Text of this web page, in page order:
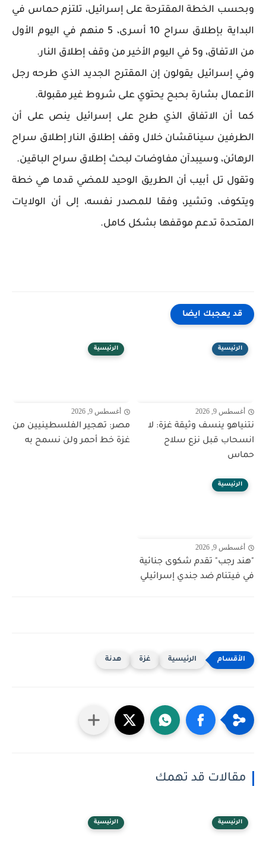
وبحسب الخطة المقترحة على إسرائيل، تلتزم حماس في
البداية بإطلاق سراح 10 أسرى، 5 منهم في اليوم الأول
من الاتفاق، و5 في اليوم الأخير من وقف إطلاق النار.
وفي إسرائيل يقولون إن المقترح الجديد الذي طرحه رجل
الأعمال بشارة بحبح يحتوي على شروط غير مقبولة.
كما أن الاتفاق الذي طرح على إسرائيل ينص على أن
الطرفين سيناقشان خلال وقف إطلاق النار إطلاق سراح
الرهائن، وسيبدآن مفاوضات لبحث إطلاق سراح الباقين.
وتقول تل أبيب أن الطريق الوحيد للمضي قدما هي خطة
ويتكوف، وتشير، وفقا للمصدر نفسه، إلى أن الولايات
المتحدة تدعم موقفها بشكل كامل.
قد يعجبك ايضا
الرئيسية
أغسطس 9, 2026
نتنياهو ينسف وثيقة غزة: لا
انسحاب قبل نزع سلاح
حماس
الرئيسية
أغسطس 9, 2026
مصر: تهجير الفلسطينيين من
غزة خط أحمر ولن نسمح به
الرئيسية
أغسطس 9, 2026
"هند رجب" تقدم شكوى جنائية
في فيتنام ضد جندي إسرائيلي
الرئيسية غزة هدنة
مقالات قد تهمك
الرئيسية الرئيسية